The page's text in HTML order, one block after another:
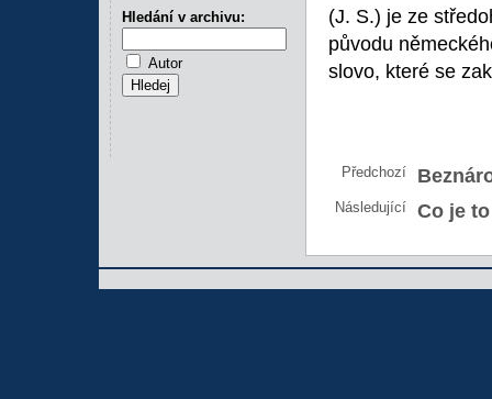
(J. S.) je ze
původu
slovo, které se
Předchozí
Následující Co je
Hledání v archivu:
Autor